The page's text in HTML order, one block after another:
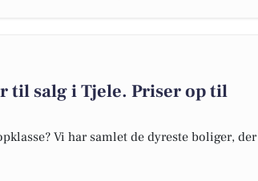
til salg i Tjele. Priser op til
Vi har samlet de dyreste boliger, der